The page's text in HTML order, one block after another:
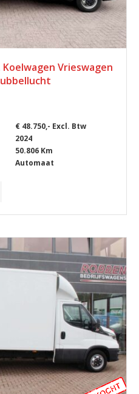
Koelwagen Vrieswagen
€ 48.750,- Excl. Btw
2024
50.806 Km
Automaat